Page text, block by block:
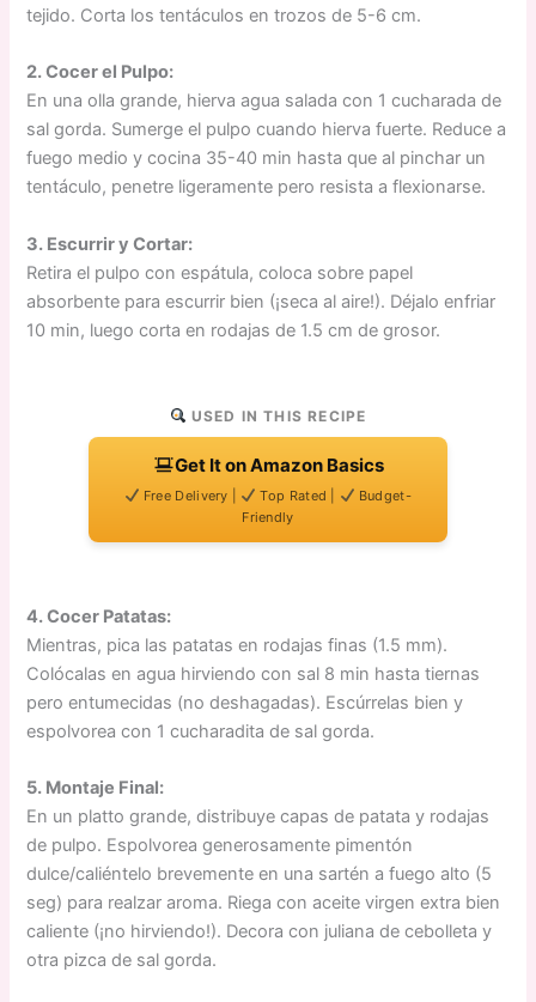
tejido. Corta los tentáculos en trozos de 5-6 cm.
2. Cocer el Pulpo:
En una olla grande, hierva agua salada con 1 cucharada de
sal gorda. Sumerge el pulpo cuando hierva fuerte. Reduce a
fuego medio y cocina 35-40 min hasta que al pinchar un
tentáculo, penetre ligeramente pero resista a flexionarse.
3. Escurrir y Cortar:
Retira el pulpo con espátula, coloca sobre papel
absorbente para escurrir bien (¡seca al aire!). Déjalo enfriar
10 min, luego corta en rodajas de 1.5 cm de grosor.
USED IN THIS RECIPE
Get It on Amazon Basics
Free Delivery | Top Rated |
Budget-
Friendly
4. Cocer Patatas:
Mientras, pica las patatas en rodajas finas (1.5 mm).
Colócalas en agua hirviendo con sal 8 min hasta tiernas
pero entumecidas (no deshagadas). Escúrrelas bien y
espolvorea con 1 cucharadita de sal gorda.
5. Montaje Final:
En un platto grande, distribuye capas de patata y rodajas
de pulpo. Espolvorea generosamente pimentón
dulce/caliéntelo brevemente en una sartén a fuego alto (5
seg) para realzar aroma. Riega con aceite virgen extra bien
caliente (¡no hirviendo!). Decora con juliana de cebolleta y
otra pizca de sal gorda.